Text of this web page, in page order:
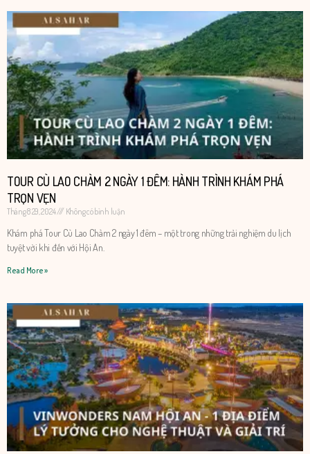
TOUR CÙ LAO CHÀM 2 NGÀY 1 ĐÊM: HÀNH TRÌNH KHÁM PHÁ
TRỌN VẸN
Tháng 8 29, 2024 Không có bình luận
Khám phá Tour Cù Lao Chàm 2 ngày 1 đêm – một trong những trải nghiệm du lịch
tuyệt vời khi đến với Hội An.
Read More »